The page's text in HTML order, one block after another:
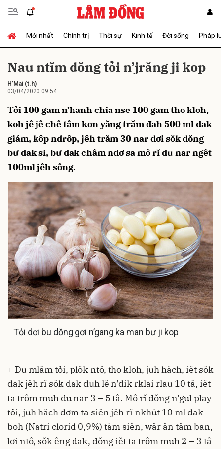
Mới nhất Chính trị Thời sự Kinh tế Đời sống Pháp
Nau ntĭm dŏng tỏi n’jrăng ji kop
H’Mai (t.h)
03/04/2020 09:54
Tỏi 100 gam n’hanh chia nse 100 gam tho kloh,
koh jê jê chê tâm kon yăng trăm đah 500 ml dak
giám, kôp ndrôp, jêh trăm 30 nar dơi sŏk dŏng
bư dak si, bư dak châm ndơ sa mô rĭ du nar ngêt
100ml jêh sông.
Tỏi dơi bu dŏng gơi n’gang ka man bư ji kop
+ Du mlâm tỏi, plôk ntô, tho kloh, juh hăch, iĕt sŏk
dak jêh rĭ sŏk dak duh lĕ n’dik rklai rlau 10 tâ, iĕt
ta trôm muh du nar 3 – 5 tâ. Mô rĭ dŏng n’gul play
tỏi, juh hăch dơm ta siên jêh rĭ nkhŭt 10 ml dak
boh (Natri clorid 0,9%) tâm siên, wâr ân tâm ban,
lơi ntô, sŏk êng dak, dŏng iĕt ta trôm muh 2 – 3 tâ
Gửi bình luận
Hủy Gửi